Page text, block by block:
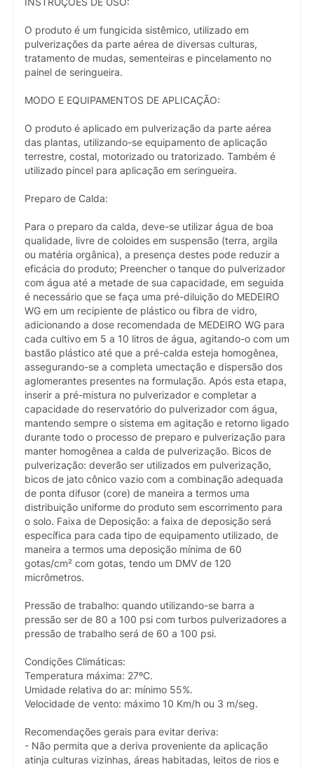
O produto é um fungicida sistêmico, utilizado em
pulverizações da parte aérea de diversas culturas,
tratamento de mudas, sementeiras e pincelamento no
painel de seringueira.
MODO E EQUIPAMENTOS DE APLICAÇÃO:
O produto é aplicado em pulverização da parte aérea
das plantas, utilizando-se equipamento de aplicação
terrestre, costal, motorizado ou tratorizado. Também é
utilizado pincel para aplicação em seringueira.
Preparo de Calda:
Para o preparo da calda, deve-se utilizar água de boa
qualidade, livre de coloides em suspensão (terra, argila
ou matéria orgânica), a presença destes pode reduzir a
eficácia do produto; Preencher o tanque do pulverizador
com água até a metade de sua capacidade, em seguida
é necessário que se faça uma pré-diluição do MEDEIRO
WG em um recipiente de plástico ou fibra de vidro,
adicionando a dose recomendada de MEDEIRO WG para
cada cultivo em 5 a 10 litros de água, agitando-o com um
bastão plástico até que a pré-calda esteja homogênea,
assegurando-se a completa umectação e dispersão dos
aglomerantes presentes na formulação. Após esta etapa,
inserir a pré-mistura no pulverizador e completar a
capacidade do reservatório do pulverizador com água,
mantendo sempre o sistema em agitação e retorno ligado
durante todo o processo de preparo e pulverização para
manter homogênea a calda de pulverização. Bicos de
pulverização: deverão ser utilizados em pulverização,
bicos de jato cônico vazio com a combinação adequada
de ponta difusor (core) de maneira a termos uma
distribuição uniforme do produto sem escorrimento para
o solo. Faixa de Deposição: a faixa de deposição será
específica para cada tipo de equipamento utilizado, de
maneira a termos uma deposição mínima de 60
gotas/cm² com gotas, tendo um DMV de 120
micrômetros.
Pressão de trabalho: quando utilizando-se barra a
pressão ser de 80 a 100 psi com turbos pulverizadores a
pressão de trabalho será de 60 a 100 psi.
Condições Climáticas:
Temperatura máxima: 27ºC.
Umidade relativa do ar: mínimo 55%.
Velocidade de vento: máximo 10 Km/h ou 3 m/seg.
Recomendações gerais para evitar deriva:
- Não permita que a deriva proveniente da aplicação
atinja culturas vizinhas, áreas habitadas, leitos de rios e